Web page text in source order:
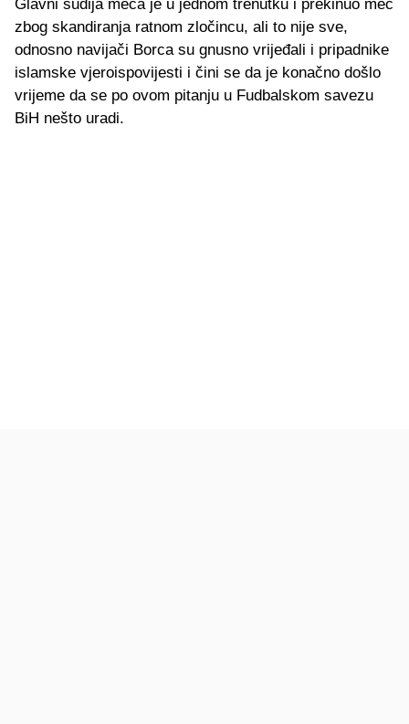
Glavni sudija meča je u jednom trenutku i prekinuo meč
zbog skandiranja ratnom zločincu, ali to nije sve,
odnosno navijači Borca su gnusno vrijeđali i pripadnike
islamske vjeroispovijesti i čini se da je konačno došlo
vrijeme da se po ovom pitanju u Fudbalskom savezu
BiH nešto uradi.